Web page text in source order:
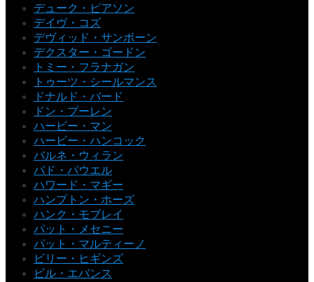
デューク・ピアソン
デイヴ・コズ
デヴィッド・サンボーン
デクスター・ゴードン
トミー・フラナガン
トゥーツ・シールマンス
ドナルド・バード
ドン・プーレン
ハービー・マン
ハービー・ハンコック
バルネ・ウィラン
バド・パウエル
ハワード・マギー
ハンプトン・ホーズ
ハンク・モブレイ
パット・メセニー
パット・マルティーノ
ビリー・ヒギンズ
ビル・エバンス